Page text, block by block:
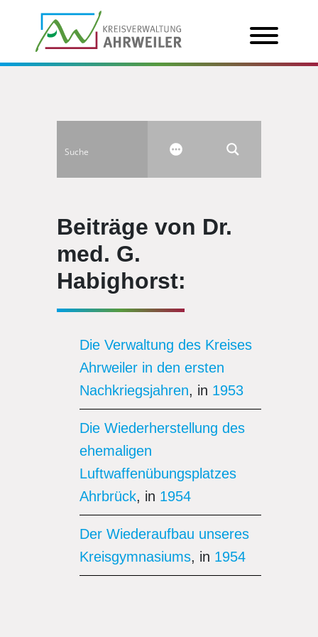
Beiträge von Dr.
med. G.
Habighorst:
Die Verwaltung des Kreises
Ahrweiler in den ersten
Nachkriegsjahren, in 1953
Die Wiederherstellung des
ehemaligen
Luftwaffenübungsplatzes
Ahrbrück, in 1954
Der Wiederaufbau unseres
Kreisgymnasiums, in 1954